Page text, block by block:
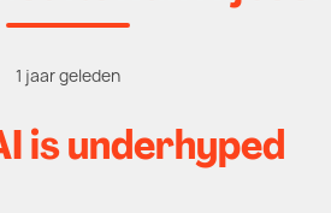
1 jaar geleden
is underhyped